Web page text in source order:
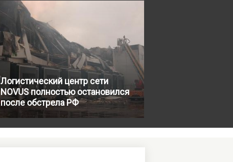
Логистический центр сети
NOVUS полностью остановился
после обстрела РФ